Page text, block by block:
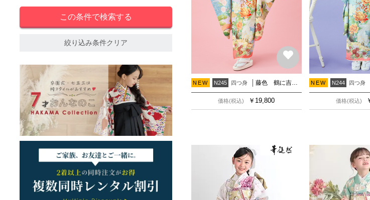
絞り込み条件クリア
NEW N245 四つ身 藤色 鶴に吉祥花
価格(税込) ￥ 19,800
NEW N244 四つ身
価格(税込)